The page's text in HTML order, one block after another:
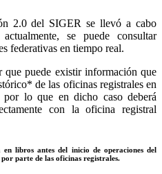
2.0 del SIGER se llevó a cabo
se puede consultar
federativas en tiempo real.
que puede existir información que
de las oficinas registrales en
por lo que en dicho caso deberá
con la oficina registral
libros antes del inicio de operaciones del
parte de las oficinas registrales.